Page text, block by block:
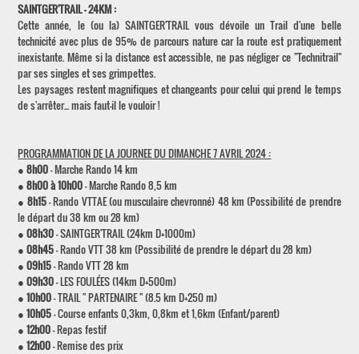
SAINTGER'TRAIL - 24KM :
Cette année, le (ou la) SAINTGER'TRAIL vous dévoile un Trail d'une belle
technicité avec plus de 95% de parcours nature car la route est pratiquement
inexistante. Même si la distance est accessible, ne pas négliger ce "Technitrail"
par ses singles et ses grimpettes.
Les paysages restent magnifiques et changeants pour celui qui prend le temps
de s'arrêter... mais faut-il le vouloir !
PROGRAMMATION DE LA JOURNEE DU DIMANCHE 7 AVRIL 2024 :
●8h00- Marche Rando 14 km
●8h00 à 10h00- Marche Rando 8,5 km
● 8h15- Rando VTTAE (ou musculaire chevronné) 48 km (Possibilité de prendre
le départ du 38 km ou 28 km)
●08h30- SAINTGER'TRAIL (24km D+1000m)
●08h45- Rando VTT 38 km (Possibilité de prendre le départ du 28 km)
●09h15- Rando VTT 28 km
●09h30- LES FOULÉES (14km D+500m)
●10h00- TRAIL " PARTENAIRE " (8.5 km D+250 m)
●10h05- Course enfants 0,3km, 0,8km et 1,6km (Enfant/parent)
●12h00- Repas festif
●12h00- Remise des prix